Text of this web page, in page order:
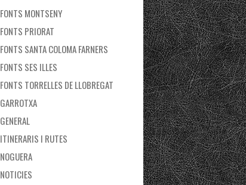
FONTS MONTSENY
FONTS PRIORAT
FONTS SANTA COLOMA FARNERS
FONTS SES ILLES
FONTS TORRELLES DE LLOBREGAT
GARROTXA
GENERAL
ITINERARIS I RUTES
NOGUERA
NOTICIES